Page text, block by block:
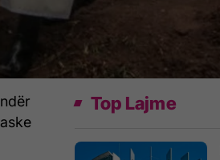
Top Lajme